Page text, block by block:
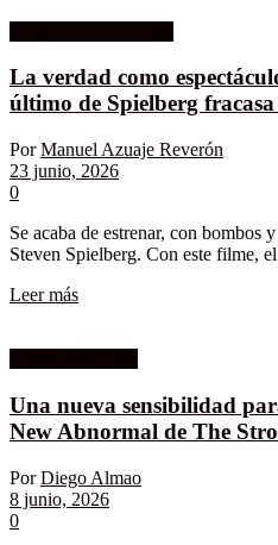
La verdad como
último de Spielberg
Por Manuel Azuaje Reverón
23 junio, 2026
0
Se acaba de estrenar, con bombos
Steven Spielberg. Con este filme,
Leer más
Una nueva sensibilidad
New Abnormal de The
Por Diego Almao
8 junio, 2026
0